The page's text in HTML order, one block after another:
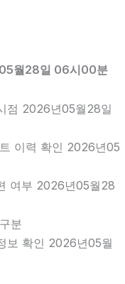
월28일 06시00분
점 2026년05월28일
이력 확인 2026년05
여부 2026년05월28
분
보 확인 2026년05월